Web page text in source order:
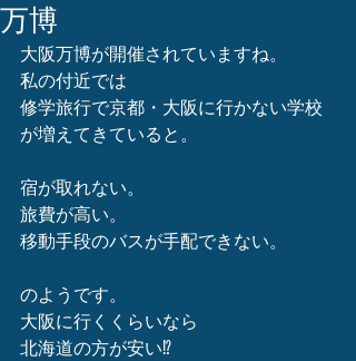
万博
大阪万博が開催されていますね。
私の付近では
修学旅行で京都・大阪に行かない学校
が増えてきていると。
宿が取れない。
旅費が高い。
移動手段のバスが手配できない。
のようです。
大阪に行くくらいなら
北海道の方が安い⁉️